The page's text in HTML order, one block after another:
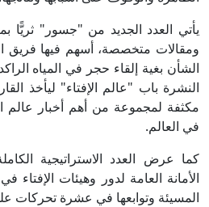
العدد الجديد من "جسور" ثريًّا بما
متخصصة، أسهم فيها فريق
باب "عالم الإفتاء" ليأخذ
لمجموعة من أهم أخبار عالم
العالم.
عرض العدد الاستراتيجية الكاملة
العامة لدور وهيئات الإفتاء في
وتوابعها في عشرة تحركات على